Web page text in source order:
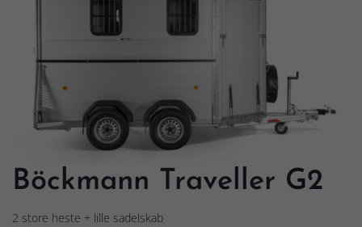
Böckmann Traveller G2
2 store heste + lille sadelskab